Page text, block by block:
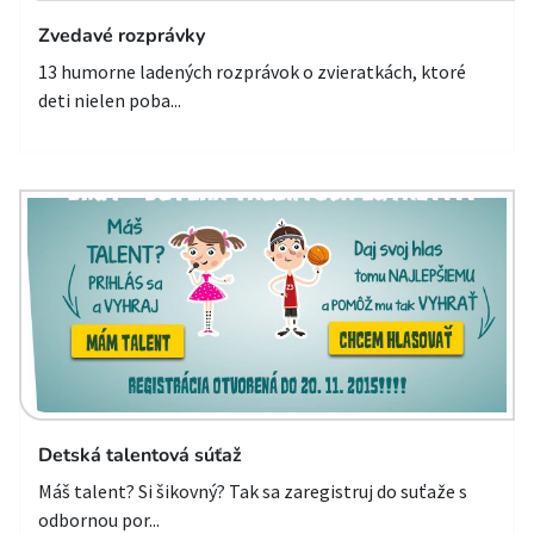
Zvedavé rozprávky
13 humorne ladených rozprávok o zvieratkách, ktoré
deti nielen poba...
Detská talentová súťaž
Máš talent? Si šikovný? Tak sa zaregistruj do suťaže s
odbornou por...